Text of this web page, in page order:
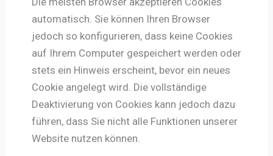
automatisch. Sie können Ihren Browser
jedoch so konfigurieren, dass keine Cookies
auf Ihrem Computer gespeichert werden oder
stets ein Hinweis erscheint, bevor ein neues
Cookie angelegt wird. Die vollständige
Deaktivierung von Cookies kann jedoch dazu
führen, dass Sie nicht alle Funktionen unserer
Website nutzen können.